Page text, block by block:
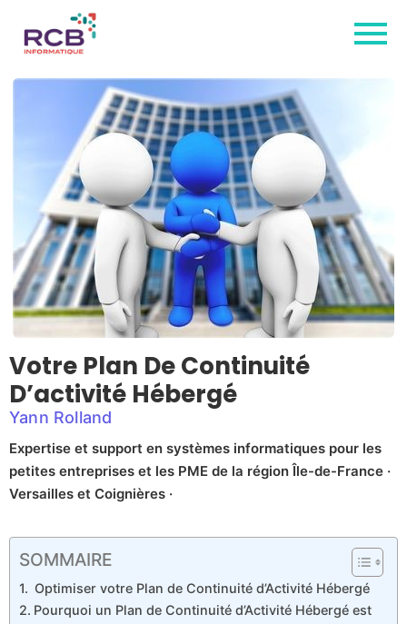
Votre Plan De Continuité
D’activité Hébergé
Yann Rolland
Expertise et support en systèmes informatiques pour les
petites entreprises et les PME de la région Île-de-France ·
Versailles et Coignières ·
SOMMAIRE
Optimiser votre Plan de Continuité d’Activité Hébergé
Pourquoi un Plan de Continuité d’Activité Hébergé est